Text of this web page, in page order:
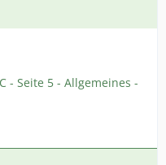
- Seite 5 - Allgemeines -